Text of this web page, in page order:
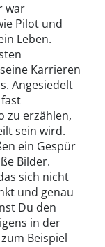
war
Pilot und
Leben.
Karrieren
Angesiedelt
zu erzählen,
sein wird.
ein Gespür
Bilder.
sich nicht
und genau
Du den
in der
zum Beispiel